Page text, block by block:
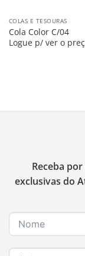
COLAS E TESOURAS
Cola Color C/04
Logue p/ ver o
Receba
exclusivas do